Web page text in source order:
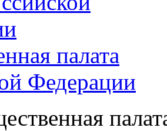
палата
Федерации